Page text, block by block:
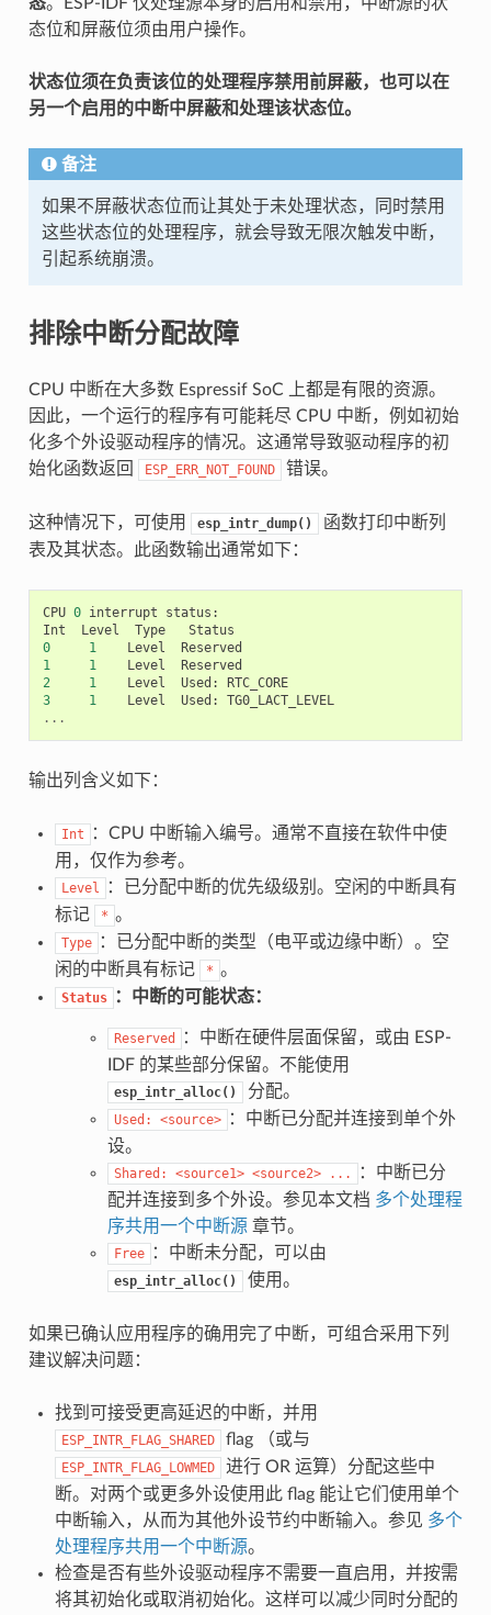
态位和屏蔽位须由用户操作。
状态位须在负责该位的处理程序禁用前屏蔽，也可以在
另一个启用的中断中屏蔽和处理该状态位。
备注
如果不屏蔽状态位而让其处于未处理状态，同时禁用
这些状态位的处理程序，就会导致无限次触发中断，
引起系统崩溃。
排除中断分配故障
CPU 中断在大多数 Espressif SoC 上都是有限的资源。
因此，一个运行的程序有可能耗尽 CPU 中断，例如初始
化多个外设驱动程序的情况。这通常导致驱动程序的初
始化函数返回
ESP_ERR_NOT_FOUND 错误。
这种情况下，可使用 esp_intr_dump()
函数打印中断列
表及其状态。此函数输出通常如下：
CPU 0 interrupt status :
Int
Level Type
Status
0
1 Level
Reserved
1
1 Level
Reserved
2
1 Level Used :
RTC_CORE
3
1 Level Used :
TG0_LACT_LEVEL
...
输出列含义如下：
Int
：CPU 中断输入编号。通常不直接在软件中使
用，仅作为参考。
Level
：已分配中断的优先级级别。空闲的中断具有
标记
* 。
Type
：已分配中断的类型（电平或边缘中断）。空
闲的中断具有标记
* 。
Status ：中断的可能状态：
Reserved
：中断在硬件层面保留，或由 ESP-
IDF 的某些部分保留。不能使用
esp_intr_alloc() 分配。
Used: <source>
：中断已分配并连接到单个外
设。
Shared: <source1> <source2> ...
：中断已分
配并连接到多个外设。参见本文档 多个处理程
序共用一个中断源 章节。
Free ：中断未分配，可以由
esp_intr_alloc() 使用。
如果已确认应用程序的确用完了中断，可组合采用下列
建议解决问题：
找到可接受更高延迟的中断，并用
ESP_INTR_FLAG_SHARED flag （或与
ESP_INTR_FLAG_LOWMED
进行 OR 运算）分配这些中
断。对两个或更多外设使用此 flag 能让它们使用单个
中断输入，从而为其他外设节约中断输入。参见 多个
处理程序共用一个中断源。
检查是否有些外设驱动程序不需要一直启用，并按需
将其初始化或取消初始化。这样可以减少同时分配的